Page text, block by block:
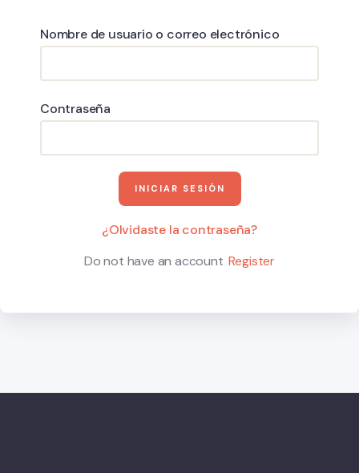
Nombre de usuario o correo electrónico
Contraseña
¿Olvidaste la contraseña?
Do not have an account Register